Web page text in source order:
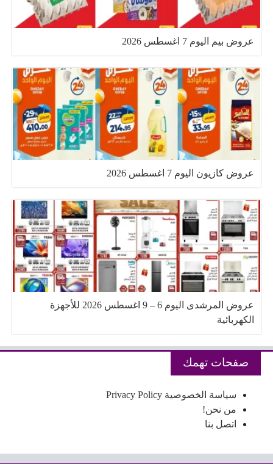
عروض بيم اليوم 7 اغسطس 2026
عروض كازيون اليوم 7 اغسطس 2026
عروض المرشدى اليوم 6 – 9 اغسطس 2026 للأجهزة
الكهربائية
صفحات تهمك
سياسة الخصوصية Privacy Policy
من نحن!
اتصل بنا